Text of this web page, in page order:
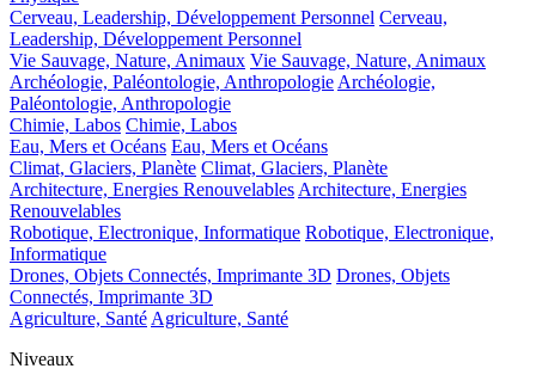
Cerveau, Leadership, Développement Personnel Cerveau,
Leadership, Développement Personnel
Vie Sauvage, Nature, Animaux Vie Sauvage, Nature, Animaux
Archéologie, Paléontologie, Anthropologie Archéologie,
Paléontologie, Anthropologie
Chimie, Labos Chimie, Labos
Eau, Mers et Océans Eau, Mers et Océans
Climat, Glaciers, Planète Climat, Glaciers, Planète
Architecture, Energies Renouvelables Architecture, Energies
Renouvelables
Robotique, Electronique, Informatique Robotique, Electronique,
Informatique
Drones, Objets Connectés, Imprimante 3D Drones, Objets
Connectés, Imprimante 3D
Agriculture, Santé Agriculture, Santé
Niveaux